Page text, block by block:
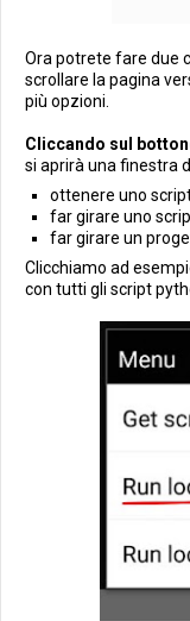
Ora potrete fare due
scrollare la pagina
più opzioni.
Cliccando sul
si aprirà una finestra
ottenere uno
far girare uno
far girare un
Clicchiamo ad
con tutti gli script